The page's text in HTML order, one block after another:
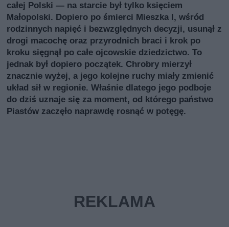
całej Polski — na starcie był tylko księciem
Małopolski. Dopiero po śmierci Mieszka I, wśród
rodzinnych napięć i bezwzględnych decyzji, usunął z
drogi macochę oraz przyrodnich braci i krok po
kroku sięgnął po całe ojcowskie dziedzictwo. To
jednak był dopiero początek. Chrobry mierzył
znacznie wyżej, a jego kolejne ruchy miały zmienić
układ sił w regionie. Właśnie dlatego jego podboje
do dziś uznaje się za moment, od którego państwo
Piastów zaczęło naprawdę rosnąć w potęgę.